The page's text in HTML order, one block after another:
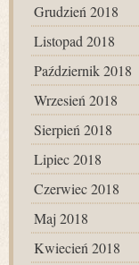
Grudzień 2018
Listopad 2018
Październik 2018
Wrzesień 2018
Sierpień 2018
Lipiec 2018
Czerwiec 2018
Maj 2018
Kwiecień 2018